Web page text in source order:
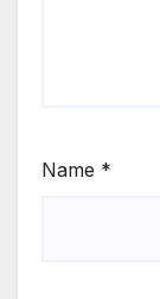
Name *